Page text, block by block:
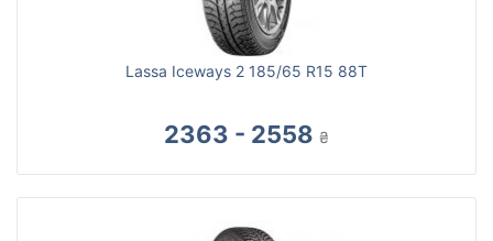
Lassa Iceways 2 185/65 R15 88T
2363 - 2558 ₴